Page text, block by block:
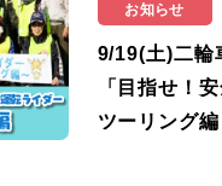
お知らせ
9/19(土)二輪
「目指せ！
ツーリング